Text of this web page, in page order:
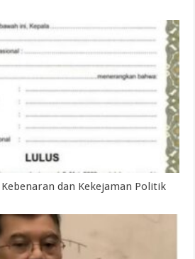
dan Kekejaman Politik